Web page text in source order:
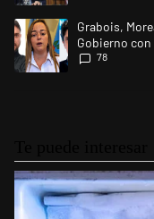
Un artículo de tendencia
Grabois,
Gobierno
78